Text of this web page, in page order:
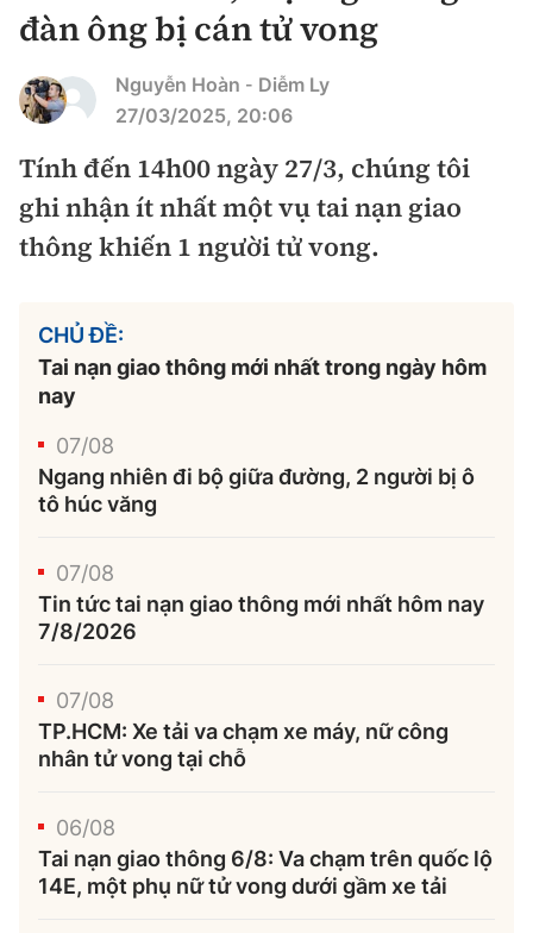
Chuyện dọc đường
Cải chính
Quy hoạch kiến trúc
Vật liệu xây dựng
Quản lý đô thị
Quản lý
Đường bộ
Hàng không
Đường sắt
Đường sắt tốc độ cao
Đường thủy
Hàng hải
Đường sắt đô thị
Nhà thầu
Mời thầu - Đấu thầu
Thi viết về GTVT
Thị trường
Tài chính
Chứng khoán
Doanh nghiệp
Pháp luật
Thanh tra
An ninh hình sự
Pháp đình
An toàn giao thông
Giao thông 24h
Văn hóa giao thông
Chung tay vì ATGT
Chất lượng sống
Giáo dục
Y tế
Đời sống
Lao động - Công đoàn
Văn hóa - Giải Trí
Văn hóa
Showbiz
Điện ảnh
Âm nhạc
Thể thao
Bóng đá
Bình luận
Hậu trường sao
360 độ thể thao
Công nghệ
Sản phẩm mới
Thời sự Quốc tế
Thế giới giao thông
Đi ++
Khám phá
Ẩm thực
Video
Thời sự
Camera giao thông
Cơ quan chủ quản: Bộ Xây dựng
đàn ông bị cán tử vong
Nguyễn Hoàn - Diễm Ly
27/03/2025, 20:06
Tính đến 14h00 ngày 27/3, chúng tôi
ghi nhận ít nhất một vụ tai nạn giao
thông khiến 1 người tử vong.
CHỦ ĐỀ:
Tai nạn giao thông mới nhất trong ngày hôm
nay
07/08
Ngang nhiên đi bộ giữa đường, 2 người bị ô
tô húc văng
07/08
Tin tức tai nạn giao thông mới nhất hôm nay
7/8/2026
07/08
TP.HCM: Xe tải va chạm xe máy, nữ công
nhân tử vong tại chỗ
06/08
Tai nạn giao thông 6/8: Va chạm trên quốc lộ
14E, một phụ nữ tử vong dưới gầm xe tải